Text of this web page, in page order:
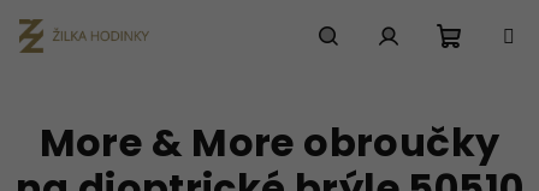
na
obsah
košík
More & More obroučky